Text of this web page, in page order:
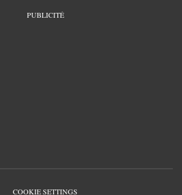
PUBLICITÉ
COOKIE SETTINGS